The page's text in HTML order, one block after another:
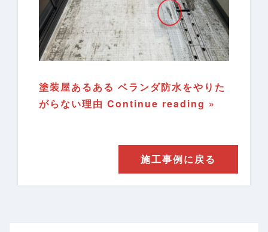
塗装屋あるある ベランダ防水をやりた
がらない理由 Continue reading »
施工事例に戻る